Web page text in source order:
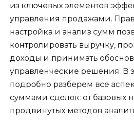
из ключевых элементов
управления продажами.
настройка и анализ сумм
контролировать выручку,
доходы и принимать
управленческие решения. В
подробно разберем все
суммами сделок: от базовых
продвинутых методов